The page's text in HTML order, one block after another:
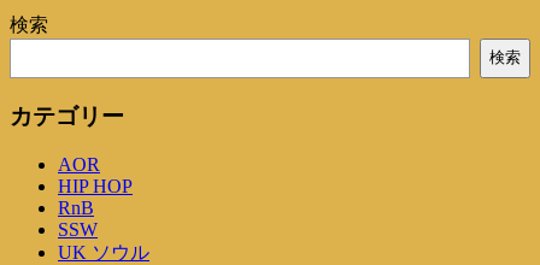
検索
検索
カテゴリー
AOR
HIP HOP
RnB
SSW
UK ソウル